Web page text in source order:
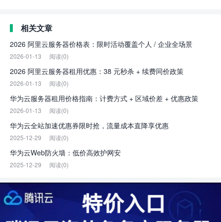
相关文章
2026 阿里云服务器价格表：限时活动覆盖个人 / 企业全场景
2026-01-13 阅读(0)
2026 阿里云服务器租用优惠：38 元秒杀 + 续费同价政策
2026-01-13 阅读(0)
华为云服务器租用价格指南：计费方式 + 区域价差 + 优惠政策
2026-01-13 阅读(0)
华为云全站加速优惠券限时抢，流量成本直降享优惠
2025-12-29 阅读(0)
华为云Web防火墙：低价高效护网安
2025-12-29 阅读(0)